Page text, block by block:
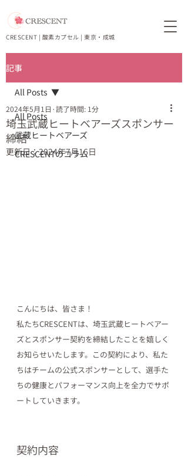
CRESCENT | 酸素カプセル | 東京・成城
記事
All Posts
武蔵ヒートベアーズ
CRESCENTのコラム
All Posts
埼玉武蔵ヒートベアーズスポンサー
締結
2024年5月1日 読了時間: 1分
更新日：2024年7月16日
こんにちは、皆さま！
私たちCRESCENTは、埼玉武蔵ヒートベアー
ズとスポンサー契約を締結したことを嬉しく
お知らせいたします。この契約により、私た
ちはチームの公式スポンサーとして、選手た
ちの健康とパフォーマンス向上を全力でサポ
ートしていきます。
契約内容